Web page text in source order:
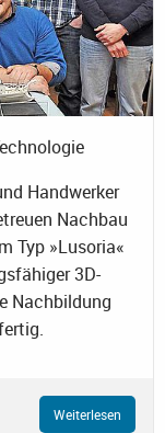
Handwerker
Nachbau
Typ »Lusoria«
3D-
Nachbildung
Weiterlesen